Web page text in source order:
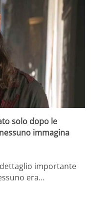
solo dopo le
immagina
importante
era…